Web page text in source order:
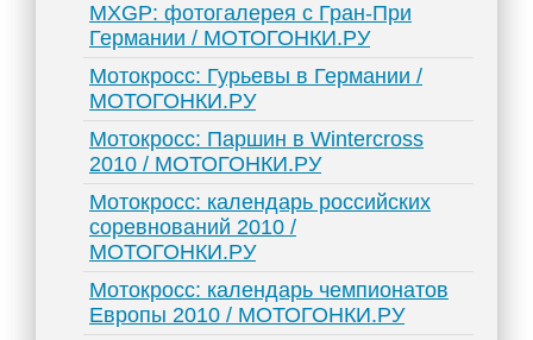
MXGP: фотогалерея с Гран-При
Германии / МОТОГОНКИ.РУ
Мотокросс: Гурьевы в Германии /
МОТОГОНКИ.РУ
Мотокросс: Паршин в Wintercross
2010 / МОТОГОНКИ.РУ
Мотокросс: календарь российских
соревнований 2010 /
МОТОГОНКИ.РУ
Мотокросс: календарь чемпионатов
Европы 2010 / МОТОГОНКИ.РУ